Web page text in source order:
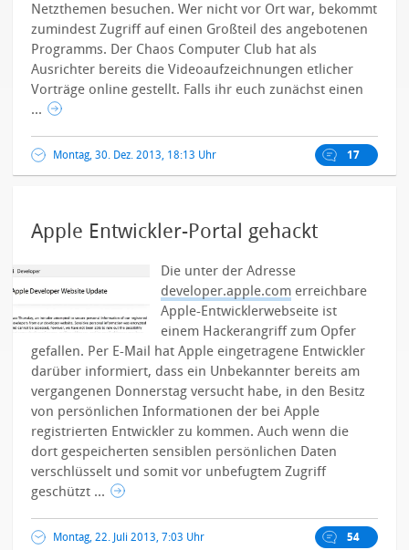
Netzthemen besuchen. Wer nicht vor Ort war, bekommt
zumindest Zugriff auf einen Großteil des angebotenen
Programms. Der Chaos Computer Club hat als
Ausrichter bereits die Videoaufzeichnungen etlicher
Vorträge online gestellt. Falls ihr euch zunächst einen
...
Montag, 30. Dez. 2013, 18:13 Uhr 17
Apple Entwickler-Portal gehackt
Die unter der Adresse
developer.apple.com erreichbare
Apple-Entwicklerwebseite ist
einem Hackerangriff zum Opfer
gefallen. Per E-Mail hat Apple eingetragene Entwickler
darüber informiert, dass ein Unbekannter bereits am
vergangenen Donnerstag versucht habe, in den Besitz
von persönlichen Informationen der bei Apple
registrierten Entwickler zu kommen. Auch wenn die
dort gespeicherten sensiblen persönlichen Daten
verschlüsselt und somit vor unbefugtem Zugriff
geschützt ...
Montag, 22. Juli 2013, 7:03 Uhr 54